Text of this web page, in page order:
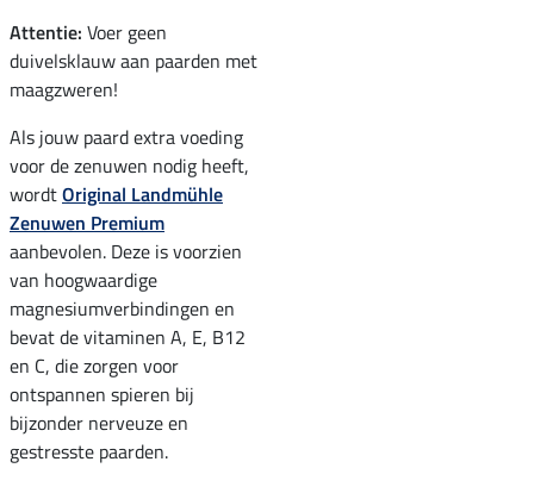
Attentie: Voer geen
duivelsklauw aan paarden met
maagzweren!
Als jouw paard extra voeding
voor de zenuwen nodig heeft,
wordtOriginal Landmühle
Zenuwen Premium
aanbevolen. Deze is voorzien
van hoogwaardige
magnesiumverbindingen en
bevat de vitaminen A, E, B12
en C, die zorgen voor
ontspannen spieren bij
bijzonder nerveuze en
gestresste paarden.